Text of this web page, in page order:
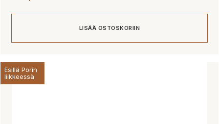
LISÄÄ OSTOSKORIIN
Esillä Porin
liikkeessä